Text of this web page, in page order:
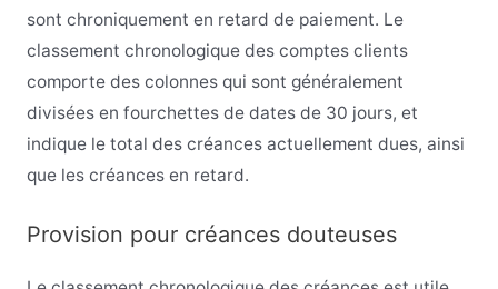
sont chroniquement en retard de paiement. Le
classement chronologique des comptes clients
comporte des colonnes qui sont généralement
divisées en fourchettes de dates de 30 jours, et
indique le total des créances actuellement dues, ainsi
que les créances en retard.
Provision pour créances douteuses